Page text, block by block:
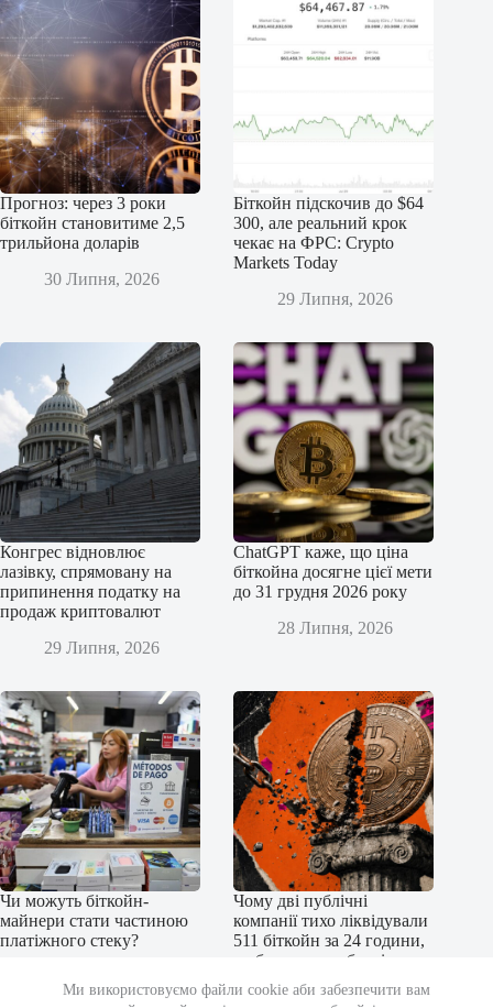
Ми використовуємо файли cookie аби забезпечити вам
Прогноз: через 3 роки
біткойн становитиме 2,5
трильйона доларів
30 Липня, 2026
Біткойн підскочив до $64
300, але реальний крок
чекає на ФРС: Crypto
Markets Today
29 Липня, 2026
Конгрес відновлює
лазівку, спрямовану на
припинення податку на
продаж криптовалют
29 Липня, 2026
ChatGPT каже, що ціна
біткойна досягне цієї мети
до 31 грудня 2026 року
28 Липня, 2026
Чи можуть біткойн-
майнери стати частиною
платіжного стеку?
Чому дві публічні
компанії тихо ліквідували
511 біткойн за 24 години,
щоб уникнути боргів у
31,7 мільйона доларів